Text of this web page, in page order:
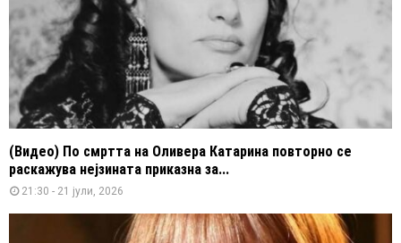
(Видео) По смртта на Оливера Катарина повторно се
раскажува нејзината приказна за...
21:30 - 21 јули, 2026